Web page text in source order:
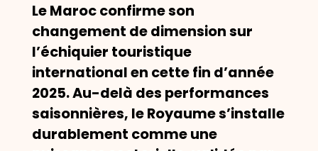
Le Maroc confirme son
changement de dimension sur
l’échiquier touristique
international en cette fin d’année
2025. Au-delà des performances
saisonnières, le Royaume s’installe
durablement comme une